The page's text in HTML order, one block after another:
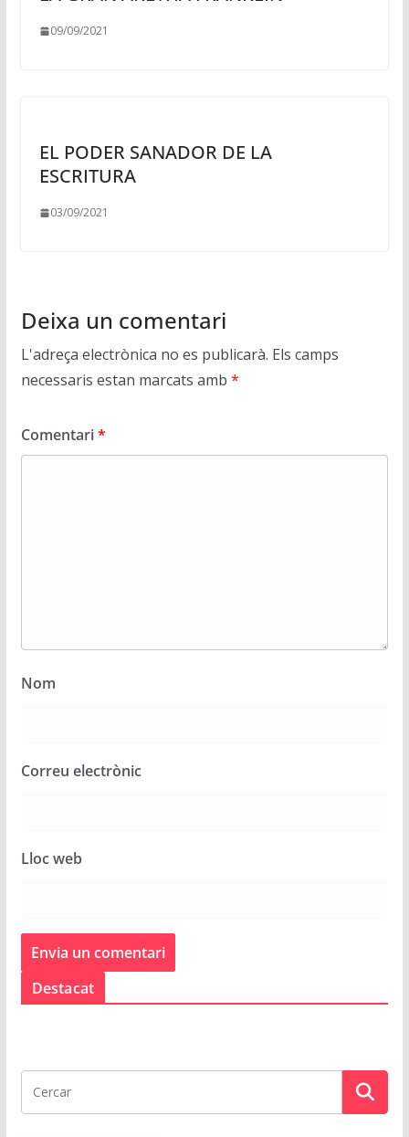
09/09/2021
EL PODER SANADOR DE LA
ESCRITURA
03/09/2021
Deixa un comentari
L'adreça electrònica no es publicarà. Els camps
necessaris estan marcats amb *
Comentari*
Nom
Correu electrònic
Lloc web
Destacat